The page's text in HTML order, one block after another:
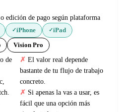
edición de pago según plataforma
✓iPhone ✓iPad
Vision Pro
de
El valor real depende
bastante de tu flujo de trabajo
concreto.
Si apenas la vas a usar, es
fácil que una opción más